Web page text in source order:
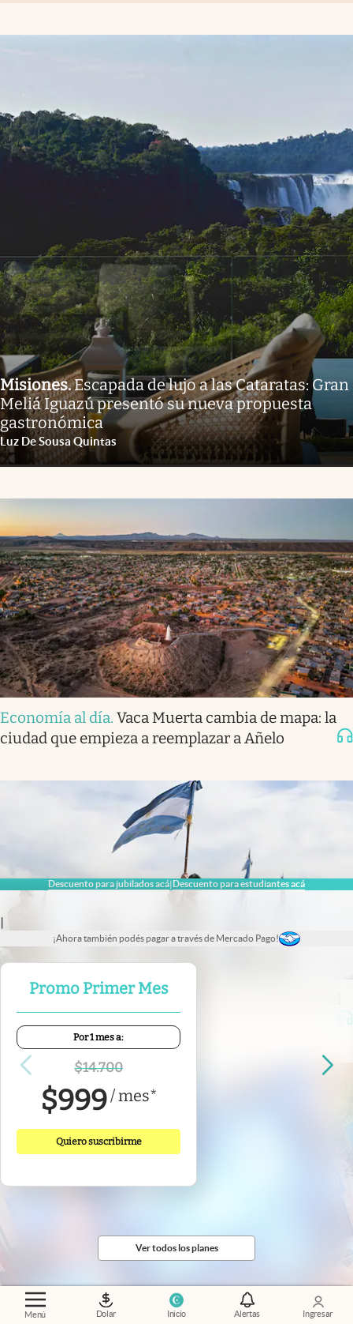
Menú Dolar Inicio Alertas Ingresar
Descuento para jubilados acá|Descuento para estudiantes acá
|
¡Ahora también podés pagar a través de Mercado Pago!
Promo Primer Mes
Por 1 mes a:
$14.700
$999/mes*
Quiero suscribirme
Ver todos los planes
Misiones.Escapada de lujo a las Cataratas: Gran
Meliá Iguazú presentó su nueva propuesta
gastronómica
Luz De Sousa Quintas
Economía al día. Vaca Muerta cambia de mapa: la
ciudad que empieza a reemplazar a Añelo
Economía al día.Fuerzas Armadas: la otra cara del